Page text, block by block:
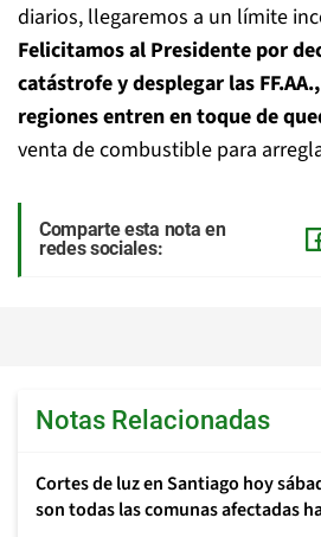
diarios, llegaremos a un límite
Felicitamos al Presidente por
catástrofe y desplegar las
regiones entren en toque de
venta de combustible para
Comparte esta nota en
redes sociales:
Notas Relacionadas
Cortes de luz en Santiago hoy
son todas las comunas afectadas